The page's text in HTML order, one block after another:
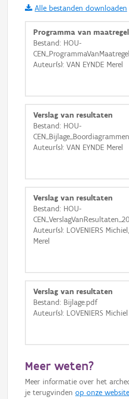
i
+ −
Basis Lagen
OSM-Basiskaart
GRB-Basiskaart
GRB-Basiskaart in
Alle bestanden downloaden
Programma van
Bestand: HOU-
Auteur(s): VAN EYNDE Merel
Verslag van resultaten
Bestand: HOU-
Auteur(s): VAN EYNDE Merel
Verslag van resultaten
Bestand: HOU-
Auteur(s): LOVENIERS
Merel
Verslag van resultaten
Bestand: Bijlage.pdf
Auteur(s): LOVENIERS Michiel
Meer weten?
Meer informatie over het
je terugvinden op onze website